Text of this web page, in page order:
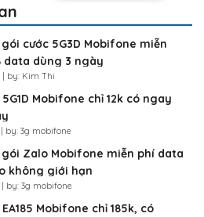
cước 5G3D Mobifone miễn
data dùng 3 ngày
by: Kim Thi
Mobifone chỉ 12k có ngay
by: 3g mobifone
Zalo Mobifone miễn phí data
không giới hạn
by: 3g mobifone
Mobifone chỉ 185k, có